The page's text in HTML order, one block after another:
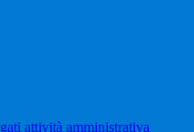
attività amministrativa